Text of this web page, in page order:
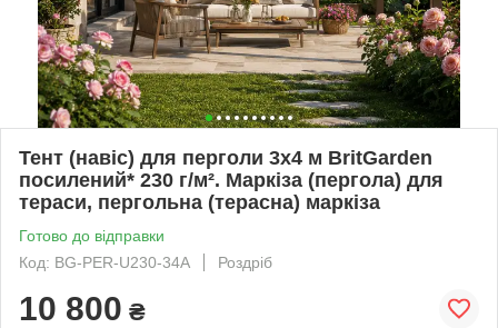
Тент (навіс) для перголи 3х4 м BritGarden
посилений* 230 г/м². Маркіза (пергола) для
тераси, пергольна (терасна) маркіза
Готово до відправки
Код: BG-PER-U230-34А
Роздріб
10 800 ₴